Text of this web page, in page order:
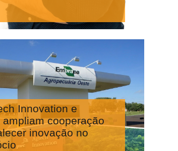
Innovation e
ampliam cooperação
inovação no